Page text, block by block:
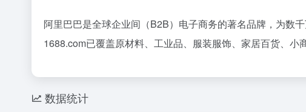
阿里巴巴是全球企业间（B2B）电子商务的著名品牌，为数
1688.com已覆盖原材料、工业品、服装服饰、家居百货、
数据统计